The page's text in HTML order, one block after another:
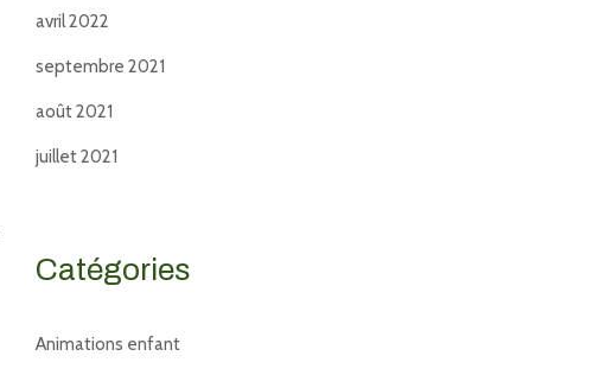
avril 2022
septembre 2021
août 2021
juillet 2021
Catégories
Animations enfant